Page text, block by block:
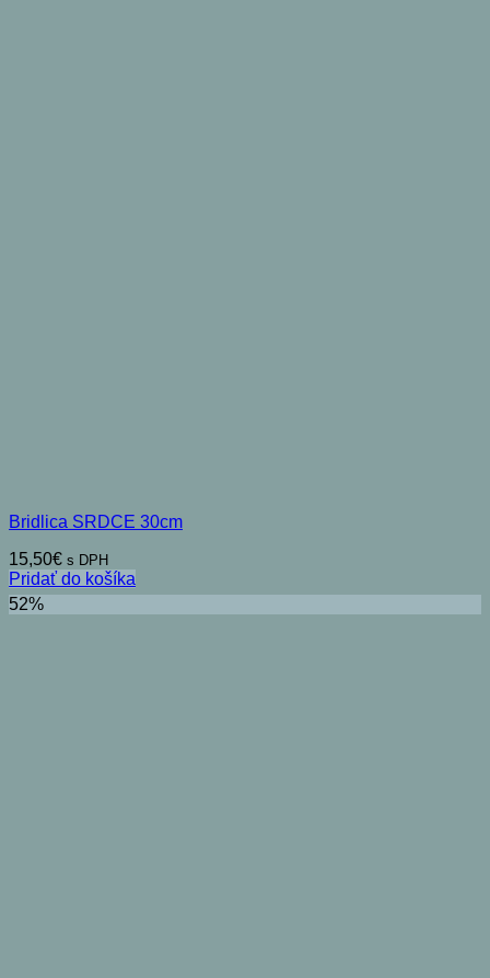
Bridlica SRDCE 30cm
15,50€ s DPH
Pridať do košíka
52%